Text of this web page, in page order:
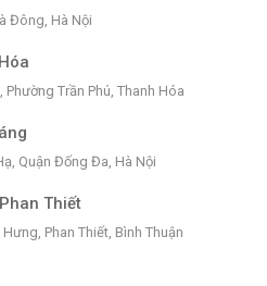
Đông, Hà Nội
Trần Phú, Thanh Hóa
Quận Đống Đa, Hà Nội
Thiết
Hưng, Phan Thiết, Bình Thuận